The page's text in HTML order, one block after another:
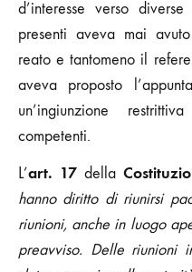
d’interesse verso
presenti aveva mai
reato e tantomeno il
aveva proposto
un’ingiunzione
competenti.
L’art. 17 della
hanno diritto di riunirsi
riunioni, anche in luogo
preavviso. Delle riunioni